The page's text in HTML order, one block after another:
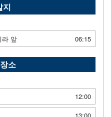
지
라 앞 06:15
소
12:00
13:00